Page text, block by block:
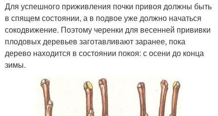
Для успешного приживления почки привоя должны быть
в спящем состоянии, а в подвое уже должно начаться
сокодвижение. Поэтому черенки для весенней прививки
плодовых деревьев заготавливают заранее, пока
дерево находится в состоянии покоя: с осени до конца
зимы.